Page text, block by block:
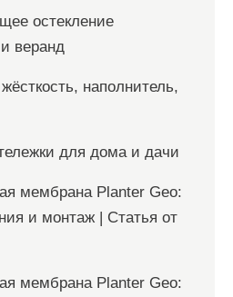
остекление
веранд
наполнитель,
для дома и дачи
мембрана Planter Geo:
и монтаж | Статья от
мембрана Planter Geo: